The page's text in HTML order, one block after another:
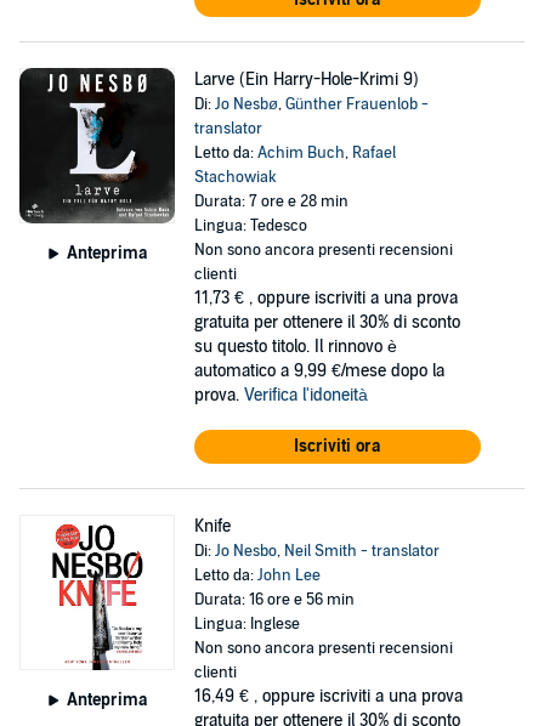
Anteprima
Larve (Ein Harry-Hole-Krimi 9)
Di:Jo Nesbø,Günther Frauenlob -
translator
Letto da:Achim Buch, Rafael
Stachowiak
Durata: 7 ore e 28 min
Lingua: Tedesco
Non sono ancora presenti recensioni
clienti
11,73 € , oppure iscriviti a una prova
gratuita per ottenere il 30% di sconto
su questo titolo. Il rinnovo è
automatico a 9,99 €/mese dopo la
prova. Verifica l'idoneità
Iscriviti ora
Anteprima
Knife
Di:Jo Nesbo, Neil Smith - translator
Letto da:John Lee
Durata: 16 ore e 56 min
Lingua: Inglese
Non sono ancora presenti recensioni
clienti
16,49 € , oppure iscriviti a una prova
gratuita per ottenere il 30% di sconto